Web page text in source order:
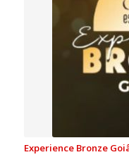
Experience Bronze